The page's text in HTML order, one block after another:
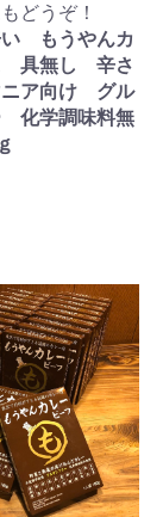
どうぞ！
もうやんカ
具無し 辛さ
ア向け グル
化学調味料無